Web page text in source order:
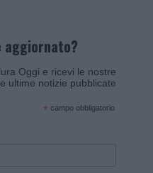
aggiornato?
Oggi e ricevi le nostre
ultime notizie pubblicate
* campo obbligatorio